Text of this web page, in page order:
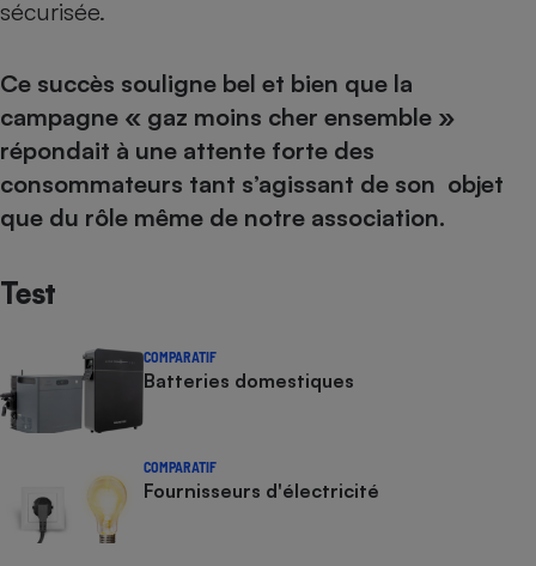
sécurisée.
Ce succès souligne bel et bien que la
campagne « gaz moins cher ensemble »
répondait à une attente forte des
consommateurs tant s’agissant de son objet
que du rôle même de notre association.
Test
COMPARATIF
Batteries domestiques
COMPARATIF
Fournisseurs d'électricité